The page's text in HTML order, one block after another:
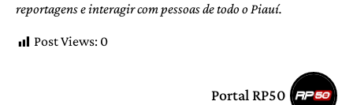
reportagens e interagir com pessoas de todo o Piauí.
Post Views: 0
Portal RP50